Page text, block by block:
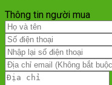
Thông tin người mua